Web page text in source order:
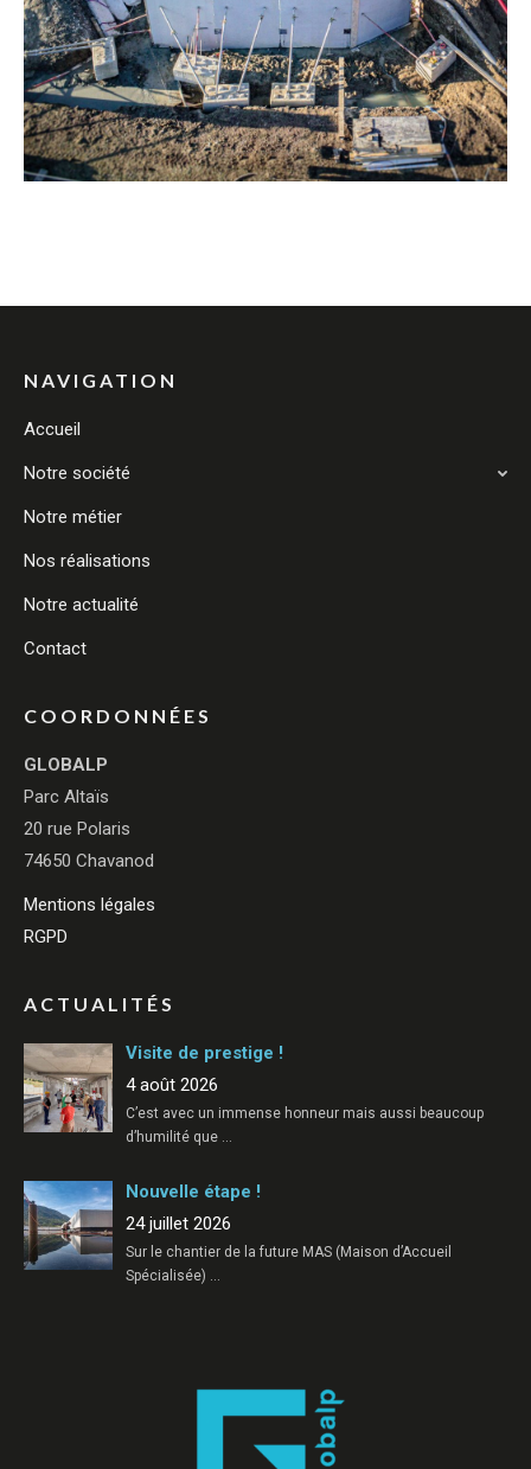
NAVIGATION
Accueil
Notre société
Notre métier
Nos réalisations
Notre actualité
Contact
COORDONNÉES
GLOBALP
Parc Altaïs
20 rue Polaris
74650 Chavanod
Mentions légales
RGPD
ACTUALITÉS
Visite de prestige !
4 août 2026
C’est avec un immense honneur mais aussi beaucoup
d’humilité que …
Nouvelle étape !
24 juillet 2026
Sur le chantier de la future MAS (Maison d’Accueil
Spécialisée)